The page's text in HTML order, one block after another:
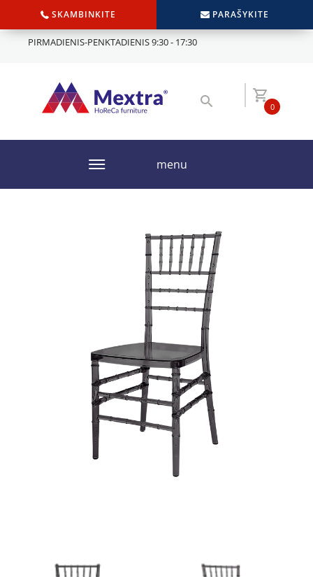
SKAMBINKITE PARAŠYKITE
PIRMADIENIS-PENKTADIENIS 9:30 - 17:30
0
menu